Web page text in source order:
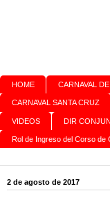
HOME CARNAVAL
CARNAVAL SANTA CRUZ
VIDEOS DIR
Rol de Ingreso del Corso de
2 de agosto de 2017